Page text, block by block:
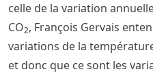
celle de la variation
CO2, François Gervais
variations de la
et donc que ce sont les